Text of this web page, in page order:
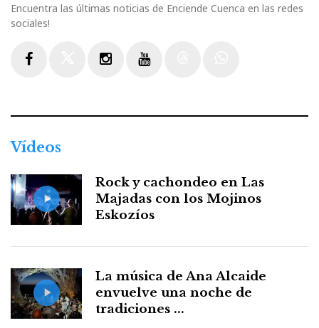
Encuentra las últimas noticias de Enciende Cuenca en las redes
sociales!
Vídeos
Rock y cachondeo en Las
Majadas con los Mojinos
Eskozíos
La música de Ana Alcaide
envuelve una noche de
tradiciones ...